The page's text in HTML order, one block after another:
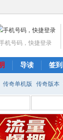
机号码，快捷登录
导读 签到
传奇单机版 传奇版本